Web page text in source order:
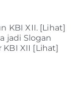
KBI XII. [Lihat]
jadi Slogan
XII [Lihat]